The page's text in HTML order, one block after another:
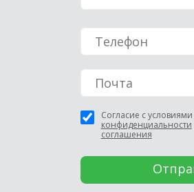
Согласие с условиями
конфиденциальности
соглашения